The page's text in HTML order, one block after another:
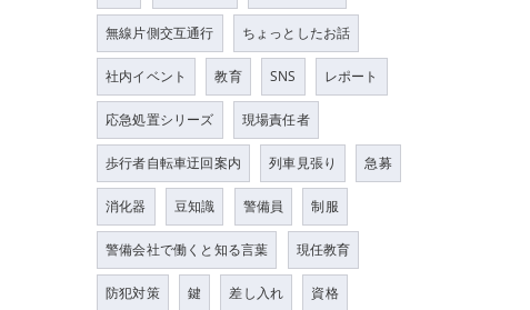
無線片側交互通行 ちょっとしたお話
社内イベント 教育 SNS レポート
応急処置シリーズ 現場責任者
歩行者自転車迂回案内 列車見張り 急募
消化器 豆知識 警備員 制服
警備会社で働くと知る言葉 現任教育
防犯対策 鍵 差し入れ 資格